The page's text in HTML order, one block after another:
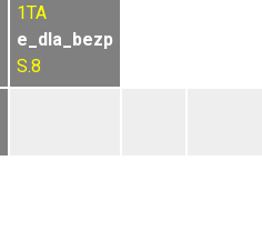
1TA
e_dla_bezp
S.8